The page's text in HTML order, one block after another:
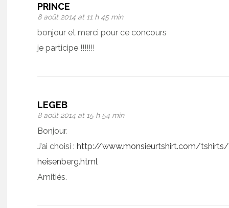
PRINCE
8 août 2014 at 11 h 45 min
bonjour et merci pour ce concours
je participe !!!!!!!
LEGEB
8 août 2014 at 15 h 54 min
Bonjour.
J’ai choisi :http://www.monsieurtshirt.com/
heisenberg.html
Amitiés.